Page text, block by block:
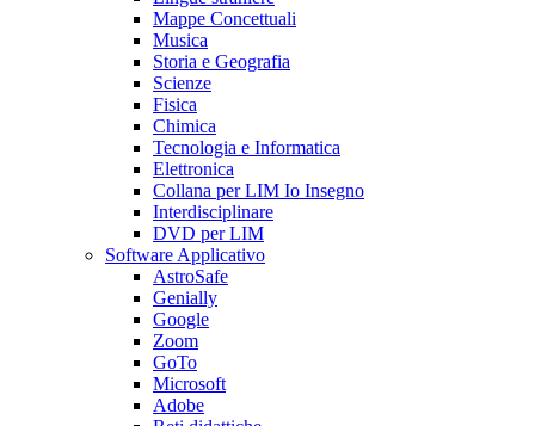
Mappe Concettuali
Musica
Storia e Geografia
Scienze
Fisica
Chimica
Tecnologia e Informatica
Elettronica
Collana per LIM Io Insegno
Interdisciplinare
DVD per LIM
Software Applicativo
AstroSafe
Genially
Google
Zoom
GoTo
Microsoft
Adobe